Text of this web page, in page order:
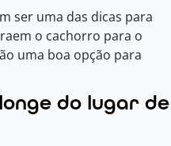
ser uma das dicas para
o cachorro para o
uma boa opção para
do lugar de